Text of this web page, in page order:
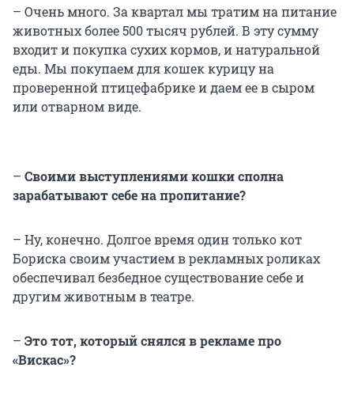
– Очень много. За квартал мы тратим на питание
животных более 500 тысяч рублей. В эту сумму
входит и покупка сухих кормов, и натуральной
еды. Мы покупаем для кошек курицу на
проверенной птицефабрике и даем ее в сыром
или отварном виде.
– Своими выступлениями кошки сполна
зарабатывают себе на пропитание?
– Ну, конечно. Долгое время один только кот
Бориска своим участием в рекламных роликах
обеспечивал безбедное существование себе и
другим животным в театре.
– Это тот, который снялся в рекламе про
«Вискас»?